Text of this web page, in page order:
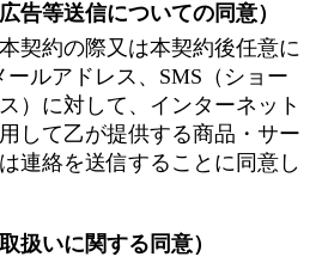
告等送信についての同意）
契約の際又は本契約後任意に
ルアドレス、SMS（ショー
）に対して、インターネット
して乙が提供する商品・サー
連絡を送信することに同意し
扱いに関する同意）